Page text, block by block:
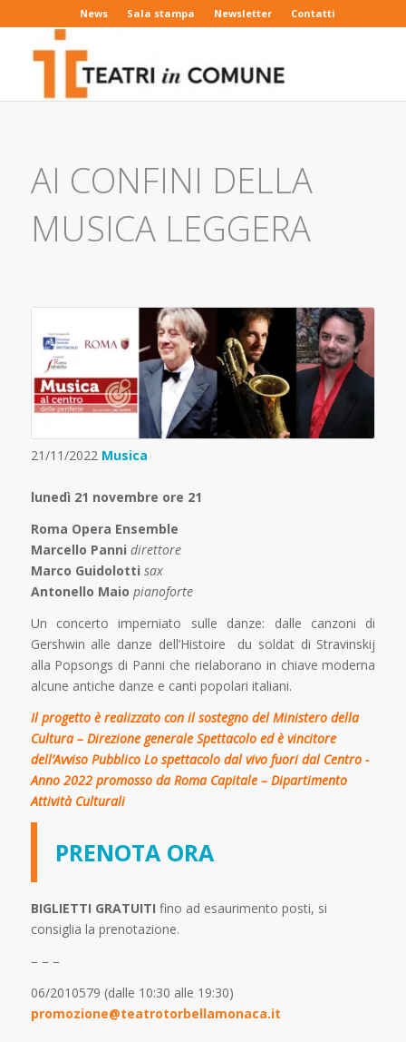
News Sala stampa Newsletter Contatti
AI CONFINI DELLA
MUSICA LEGGERA
21/11/2022 Musica
lunedì 21 novembre ore 21
Roma Opera Ensemble
Marcello Panni direttore
Marco Guidolotti sax
Antonello Maio pianoforte
Un concerto imperniato sulle danze: dalle canzoni di
Gershwin alle danze dell’Histoire du soldat di Stravinskij
alla Popsongs di Panni che rielaborano in chiave moderna
alcune antiche danze e canti popolari italiani.
Il progetto è realizzato con il sostegno del Ministero della
Cultura – Direzione generale Spettacolo ed è vincitore
dell’Avviso Pubblico Lo spettacolo dal vivo fuori dal Centro -
Anno 2022 promosso da Roma Capitale – Dipartimento
Attività Culturali
PRENOTA ORA
BIGLIETTI GRATUITI fino ad esaurimento posti, si
consiglia la prenotazione.
– – –
06/2010579 (dalle 10:30 alle 19:30)
promozione@teatrotorbellamonaca.it